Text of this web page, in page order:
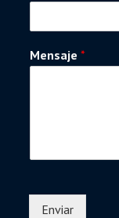
Mensaje*
Enviar